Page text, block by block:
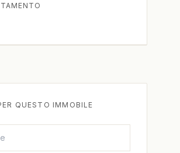
QUESTO IMMOBILE